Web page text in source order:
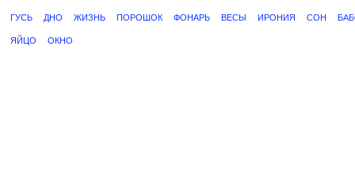
ГУСЬ ДНО ЖИЗНЬ ПОРОШОК ФОНАРЬ ВЕСЫ ИРОНИЯ СОН
ЯЙЦО ОКНО